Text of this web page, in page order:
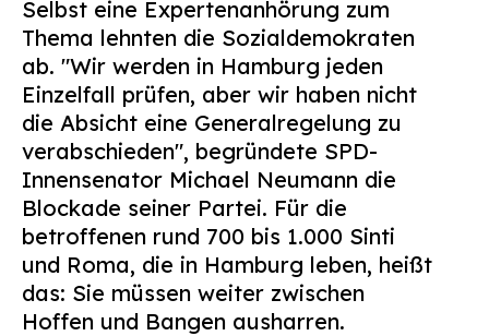
Selbst eine Expertenanhörung zum
Thema lehnten die Sozialdemokraten
ab. "Wir werden in Hamburg jeden
Einzelfall prüfen, aber wir haben nicht
die Absicht eine Generalregelung zu
verabschieden", begründete SPD-
Innensenator Michael Neumann die
Blockade seiner Partei. Für die
betroffenen rund 700 bis 1.000 Sinti
und Roma, die in Hamburg leben, heißt
das: Sie müssen weiter zwischen
Hoffen und Bangen ausharren.